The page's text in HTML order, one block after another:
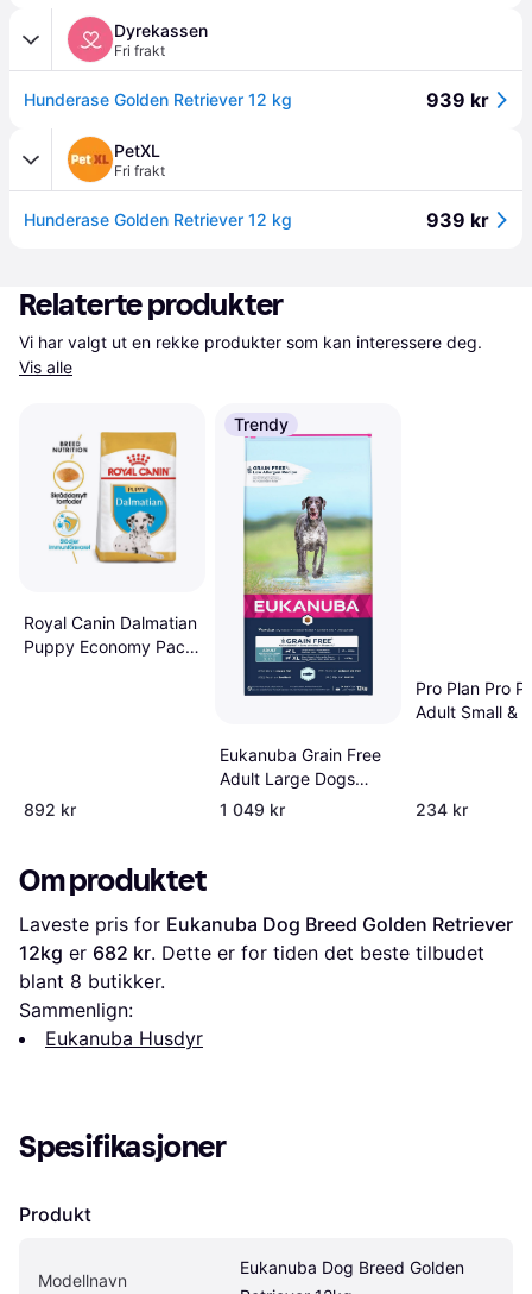
Dyrekassen
Fri frakt
Hunderase Golden Retriever 12 kg 939 kr
PetXL
Fri frakt
Hunderase Golden Retriever 12 kg 939 kr
Relaterte produkter
Vis alle
Royal Canin Dalmatian
Puppy Economy Pack:
892 kr
Trendy
Eukanuba Grain Free
Adult Large Dogs
Salmon 12kg
1 049 kr
Pro Plan Pro
Adult Small &
234 kr
Om produktet
Laveste pris for Eukanuba Dog Breed Golden Retriever
12kg er 682 kr. Dette er for tiden det beste tilbudet
blant 8 butikker.
Sammenlign:
Eukanuba Husdyr
Spesifikasjoner
Produkt
Modellnavn
Eukanuba Dog Breed Golden